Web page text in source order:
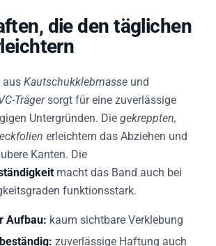
die den täglichen
aus Kautschukklebmasse und
Trägersorgt für eine zuverlässige
Untergründen. Die gekreppten,
erleichtern das Abziehen und
Kanten. Die
macht das Band auch bei
funktionsstark.
Aufbau: kaum sichtbare Verklebung
zuverlässige Haftung auch